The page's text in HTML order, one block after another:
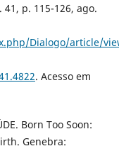
p. 115-126, ago.
Dialogo/article/
. Acesso em
Born Too Soon:
Genebra: